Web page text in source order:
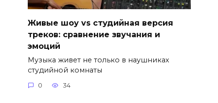
Живые шоу vs студийная версия
треков: сравнение звучания и
эмоций
Музыка живет не только в наушниках
студийной комнаты
0 34